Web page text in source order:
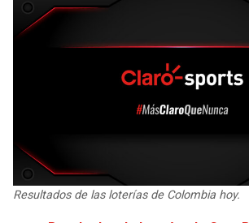
OTRAS LIGAS
Resultados de las loterías de Colombia hoy.